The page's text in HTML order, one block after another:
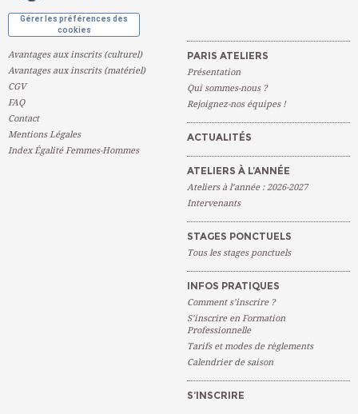
Gérer les préférences des
cookies
Avantages aux inscrits (culturel)
Avantages aux inscrits (matériel)
CGV
FAQ
Contact
Mentions Légales
Index Égalité Femmes-Hommes
PARIS ATELIERS
Présentation
Qui sommes-nous ?
Rejoignez-nos équipes !
ACTUALITÉS
ATELIERS À L’ANNÉE
Ateliers à l’année : 2026-2027
Intervenants
STAGES PONCTUELS
Tous les stages ponctuels
INFOS PRATIQUES
Comment s’inscrire ?
S’inscrire en Formation
Professionnelle
Tarifs et modes de règlements
Calendrier de saison
S’INSCRIRE